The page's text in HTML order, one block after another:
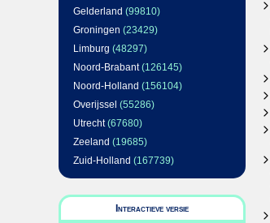
Gelderland (99810)
Groningen (23429)
Limburg (48297)
Noord-Brabant(126145)
Noord-Holland (156104)
Overijssel (55286)
Utrecht(67680)
Zeeland (19685)
Zuid-Holland (167739)
Interactieve versie